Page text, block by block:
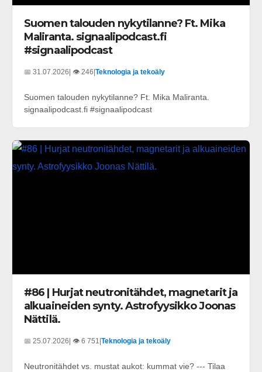
Suomen talouden nykytilanne? Ft. Mika
Maliranta. signaalipodcast.fi
#signaalipodcast
📅 31.07.2026 | 👁️ 246 Teknologia ja tekoäly
Suomen talouden nykytilanne? Ft. Mika Maliranta.
signaalipodcast.fi #signaalipodcast
#86 | Hurjat neutronitähdet, magnetarit ja
alkuaineiden synty. Astrofyysikko Joonas
Nättilä.
📅 25.07.2026| 👁️ 6 751|Teknologia ja tekoäly
Neutronitähdet vs. mustat aukot: kummat vie? --- Tilaa